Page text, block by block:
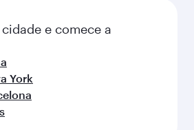
e comece a
York